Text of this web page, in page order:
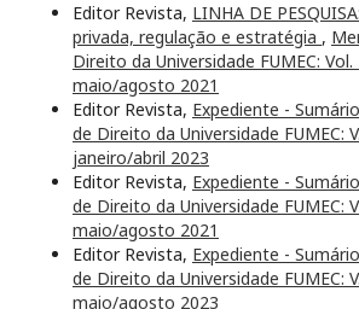
Editor Revista, LINHA DE
privada, regulação e estratégia ,
Direito da Universidade FUMEC: Vol.
maio/agosto 2021
Editor Revista, Expediente - Sumário
de Direito da Universidade FUMEC:
janeiro/abril 2023
Editor Revista, Expediente - Sumário
de Direito da Universidade FUMEC:
maio/agosto 2021
Editor Revista, Expediente - Sumário
de Direito da Universidade FUMEC:
maio/agosto 2023